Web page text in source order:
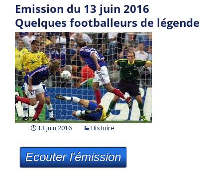
Emission du 13 juin 2016
Quelques footballeurs de légende
13 juin 2016 Histoire
Ecouter l'émission